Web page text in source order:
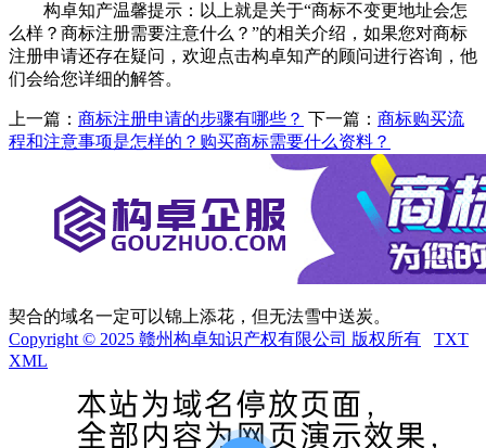
构卓知产温馨提示：以上就是关于“商标不变更地址会怎
么样？商标注册需要注意什么？”的相关介绍，如果您对商标
注册申请还存在疑问，欢迎点击构卓知产的顾问进行咨询，他
们会给您详细的解答。
上一篇： 商标注册申请的步骤有哪些？ 下一篇： 商标购买流
程和注意事项是怎样的？购买商标需要什么资料？
契合的域名一定可以锦上添花，但无法雪中送炭。
Copyright © 2025 赣州构卓知识产权有限公司 版权所有
TXT
XML